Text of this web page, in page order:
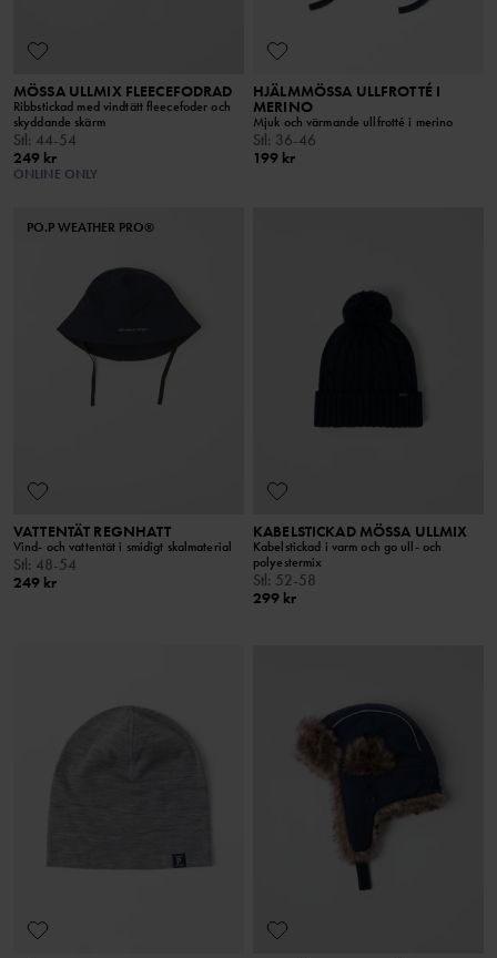
MÖSSA ULLMIX FLEECEFODRAD
Ribbstickad med vindtätt fleecefoder och
skyddande skärm
Stl: 44-54
249 kr
ONLINE ONLY
HJÄLMMÖSSA ULLFROTTÉ I
MERINO
Mjuk och värmande ullfrotté i merino
Stl: 36-46
199 kr
PO.P WEATHER PRO®
VATTENTÄT REGNHATT
Vind- och vattentät i smidigt skalmaterial
Stl: 48-54
249 kr
KABELSTICKAD MÖSSA ULLMIX
Kabelstickad i varm och go ull- och
polyestermix
Stl: 52-58
299 kr